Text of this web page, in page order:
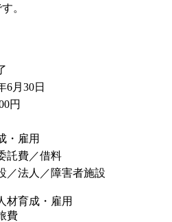
。
6月30日
円
・雇用
託費／借料
／法人／障害者施設
材育成・雇用
費